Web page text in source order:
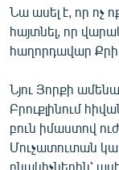
Նա ասել է, որ ոչ
հայտնել, որ
հաղորդավար
Նյու Յորքի
Բրուքլինում
բուն իմաստով
Մուչատուտան
բնակիչներին՝